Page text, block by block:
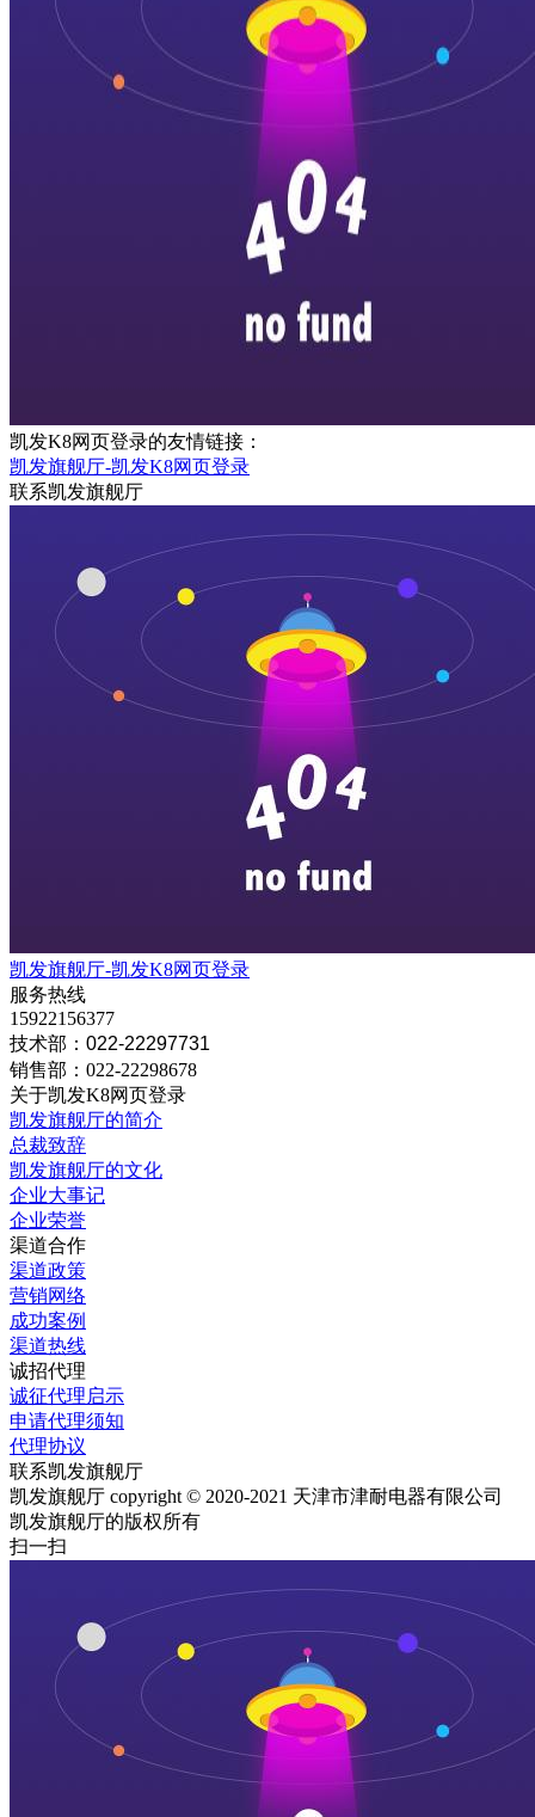
凯发K8网页登录的友情链接：
凯发旗舰厅-凯发K8网页登录
联系凯发旗舰厅
凯发旗舰厅-凯发K8网页登录
服务热线
15922156377
技术部：022-22297731
销售部：022-22298678
关于凯发K8网页登录
凯发旗舰厅的简介
总裁致辞
凯发旗舰厅的文化
企业大事记
企业荣誉
渠道合作
渠道政策
营销网络
成功案例
渠道热线
诚招代理
诚征代理启示
申请代理须知
代理协议
联系凯发旗舰厅
凯发旗舰厅 copyright © 2020-2021 天津市津耐电器有限公司
凯发旗舰厅的版权所有
扫一扫